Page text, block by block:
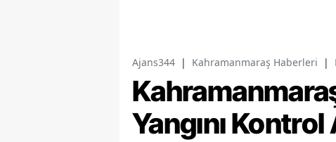
Ajans344 | Kahramanmaraş Haberleri |
Yangını Kontrol